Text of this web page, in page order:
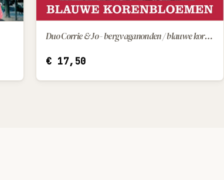
IN WINKELWAGEN Duo Corrie & Jo - bergvaganonden / blauwe korenbloemen
€17,50